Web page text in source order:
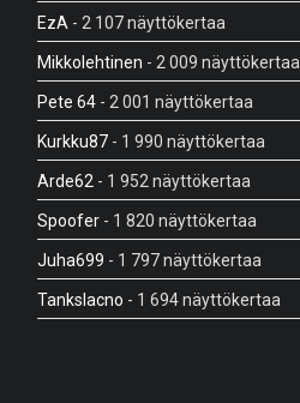
EzA - 2 107 näyttökertaa
Mikkolehtinen - 2 009 näyttökertaa
Pete 64- 2 001 näyttökertaa
Kurkku87- 1 990 näyttökertaa
Arde62 - 1 952 näyttökertaa
Spoofer- 1 820 näyttökertaa
Juha699 - 1 797 näyttökertaa
Tankslacno - 1 694 näyttökertaa